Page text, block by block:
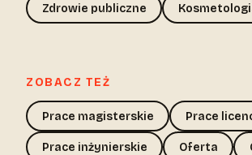
Zdrowie publiczne
ZOBACZ TEŻ
Prace magisterskie Prace
Prace inżynierskie Oferta